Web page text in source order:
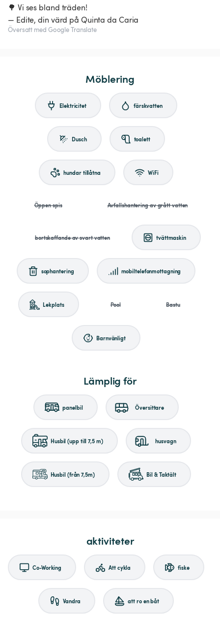
🌳 Vi ses bland träden!
— Edite, din värd på Quinta da Caria
Översatt med Google Translate
Möblering
Elektricitet färskvatten
Dusch toalett
hundar tillåtna WiFi
Öppen spis Avfallshantering av grått vatten
bortskaffande av svart vatten tvättmaskin
sophantering mobiltelefonmottagning
Lekplats Pool Bastu
Barnvänligt
Lämplig för
panelbil Översittare
Husbil (upp till 7,5 m) husvagn
Husbil (från 7,5m) Bil & Taktält
aktiviteter
Co-Working Att cykla fiske
Vandra att ro en båt